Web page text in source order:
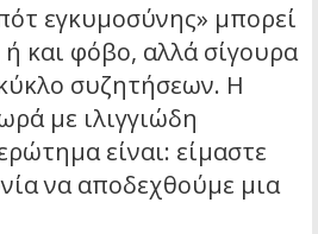
εγκυμοσύνης» μπορεί
και φόβο, αλλά σίγουρα
συζητήσεων. Η
με ιλιγγιώδη
είναι: είμαστε
να αποδεχθούμε μια